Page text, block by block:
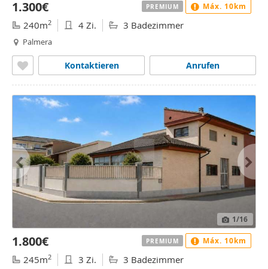
1.300€
240m2 4 Zi. 3 Badezimmer
Palmera
Anrufen
Kontaktieren
PREMIUM Máx. 10km
1/16
1.800€
245m2 3 Zi. 3 Badezimmer
PREMIUM Máx. 10km